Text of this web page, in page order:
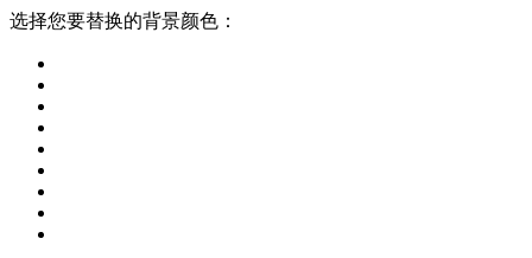
选择您要替换的背景颜色：